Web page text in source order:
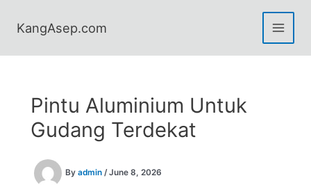
KangAsep.com
Pintu Aluminium Untuk
Gudang Terdekat
By admin /June 8, 2026